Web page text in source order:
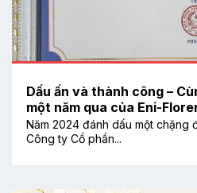
Dấu ấn và thành công –
một năm qua của Eni-
Năm 2024 đánh dấu một chặng
Công ty Cổ phần...